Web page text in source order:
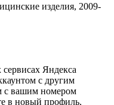
изделия, 2009-
Яндекса
с другим
с вашим номером
в новый профиль,